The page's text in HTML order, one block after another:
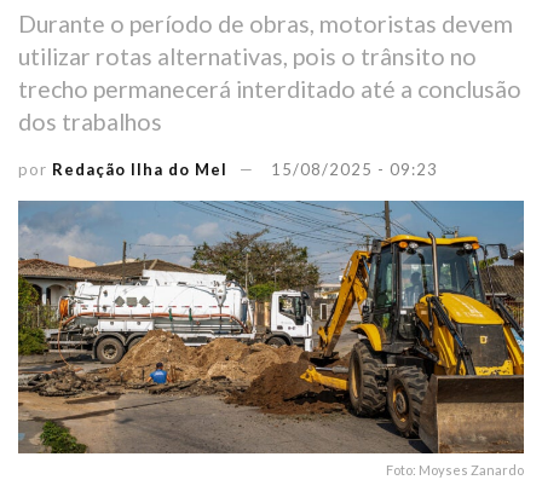
Durante o período de obras, motoristas devem
utilizar rotas alternativas, pois o trânsito no
trecho permanecerá interditado até a conclusão
dos trabalhos
por Redação Ilha do Mel 15/08/2025 - 09:23
Foto: Moyses Zanardo